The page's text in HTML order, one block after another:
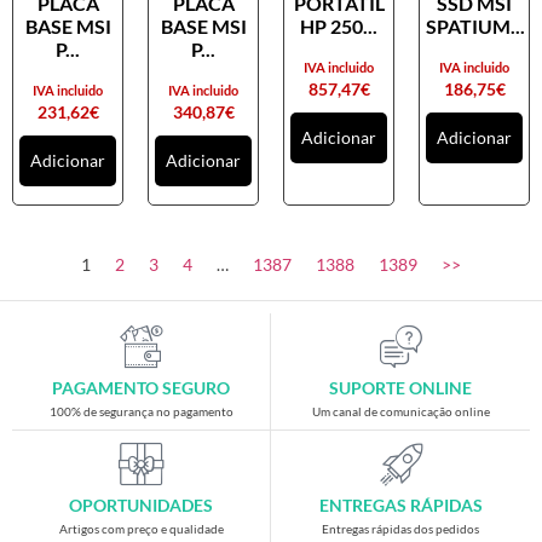
Placas gráficas
SAIS
Ventoínhas
Computadores
All-in-One
Gaming
Acessórios gaming
Cadeiras gaming
Merchandising
BASE MSI
P...
231,62€
IVA incluido
Adicionar
BASE MSI
P...
340,87€
IVA incluido
Adicionar
HP 250...
857,47€
IVA incluido
Adicionar
SPATIUM...
186,75€
IVA incluido
Adicionar
1 2 3 4 … 1387 1388 1389 >>
PAGAMENTO SEGURO
100% de segurança no pagamento
SUPORTE ONLINE
Um canal de comunicação online
OPORTUNIDADES
Artigos com preço e qualidade
ENTREGAS RÁPIDAS
Entregas rápidas dos pedidos